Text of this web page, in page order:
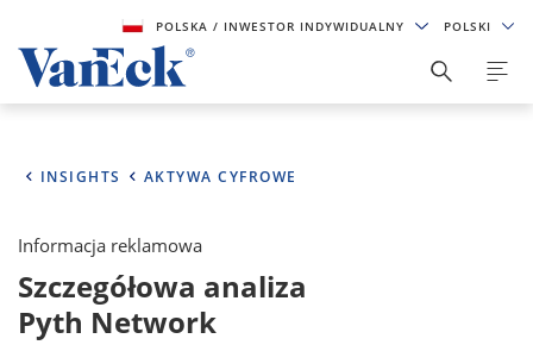
POLSKA/ INWESTOR INDYWIDUALNY POLSKI
INSIGHTS AKTYWA CYFROWE
Informacja reklamowa
Szczegółowa analiza
Pyth Network